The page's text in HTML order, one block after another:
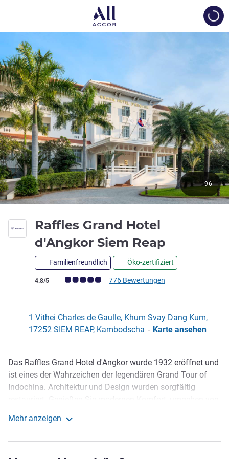
Raffles Grand Hotel
d'Angkor Siem Reap
Familienfreundlich Öko-zertifiziert
Note Kundenmeinungen (Bewertung ALL)
4.8/5 776 Bewertungen
96
1 Vithei Charles de Gaulle, Khum Svay Dang Kum,
17252 SIEM REAP, Kambodscha - Karte ansehen
Beschreibung
Das Raffles Grand Hotel d'Angkor wurde 1932 eröffnet und
ist eines der Wahrzeichen der legendären Grand Tour of
Indochina. Architektur und Design wurden sorgfältig
originellen Kostbarkeiten wie dem originalen,
Genießen Sie bei Ihrem Aufenthalt die langsamere Gangart,
Mehr anzeigen